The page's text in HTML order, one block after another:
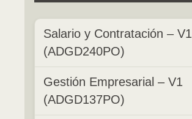
Salario y Contratación – V1
(ADGD240PO)
Gestión Empresarial – V1
(ADGD137PO)